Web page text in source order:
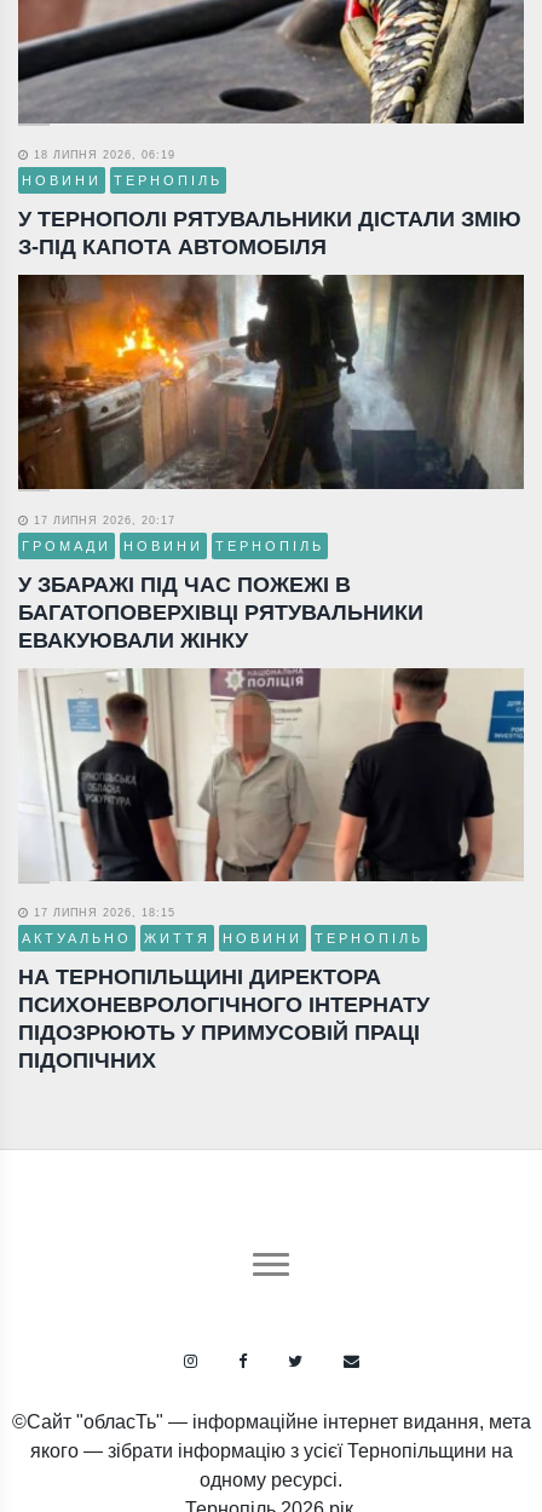
18 ЛИПНЯ 2026, 06:19
НОВИНИ ТЕРНОПІЛЬ
У ТЕРНОПОЛІ РЯТУВАЛЬНИКИ ДІСТАЛИ ЗМІЮ
З-ПІД КАПОТА АВТОМОБІЛЯ
17 ЛИПНЯ 2026, 20:17
ГРОМАДИ НОВИНИ ТЕРНОПІЛЬ
У ЗБАРАЖІ ПІД ЧАС ПОЖЕЖІ В
БАГАТОПОВЕРХІВЦІ РЯТУВАЛЬНИКИ
ЕВАКУЮВАЛИ ЖІНКУ
17 ЛИПНЯ 2026, 18:15
АКТУАЛЬНО ЖИТТЯ НОВИНИ ТЕРНОПІЛЬ
НА ТЕРНОПІЛЬЩИНІ ДИРЕКТОРА
ПСИХОНЕВРОЛОГІЧНОГО ІНТЕРНАТУ
ПІДОЗРЮЮТЬ У ПРИМУСОВІЙ ПРАЦІ
ПІДОПІЧНИХ
©Сайт "обласТь" — інформаційне інтернет видання, мета
якого — зібрати інформацію з усієї Тернопільщини на
одному ресурсі.